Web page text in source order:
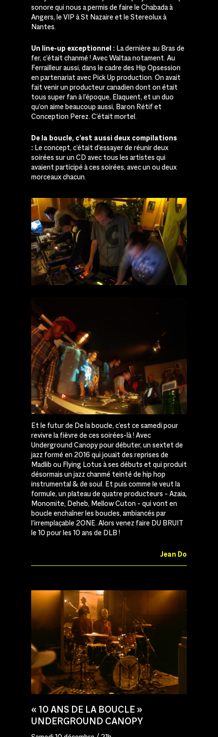
sonore qui nous a permis de faire le Chabada à
Angers, le VIP à St Nazaire et le Stereolux à
Nantes.
Un line-up exceptionnel : La dernière au Bras de
fer, c’était chanmé ! Avec Waltaa notament. Au
Ferrailleur aussi, dans le cadre des Hip Opsession
en partenariat avec Pick Up production. On avait
fait venir un producteur canadien dont on était
tous super fan à l’époque, Elaquent, et un duo
qu’on aime beaucoup aussi, Baron Rétif et
Conception Perez. C’était mortel.
De la boucle, c’est aussi deux compilations
: Le concept, c’était d’essayer de réunir deux
soirées sur un CD avec tous les artistes qui
avaient participé à ces soirées, avec un ou deux
morceaux chacun.
Et le futur de De la boucle, c’est ce samedi pour
revivre la fièvre de ces soirées-là ! Avec
Underground Canopy pour débuter, un sextet de
jazz formé en 2016 qui jouait des reprises de
Madlib ou Flying Lotus à ses débuts et qui produit
désormais un jazz chanmé teinté de hip hop
instrumental & de soul. Et puis comme le veut la
formule, un plateau de quatre producteurs – Azaia,
Monomite, Deheb, Mellow Cuton – qui vont en
boucle enchaîner les boucles, ambiancés par
l’irremplaçable 2ONE. Alors venez faire DU BRUIT
le 10 pour les 10 ans de DLB !
Jean Do
« 10 ANS DE LA BOUCLE »
UNDERGROUND CANOPY